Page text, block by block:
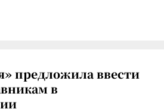
предложила ввести
в